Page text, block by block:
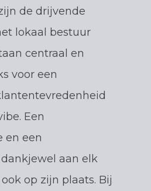
de drijvende
lokaal bestuur
centraal en
voor een
Een
en een
aan elk
op zijn plaats. Bij